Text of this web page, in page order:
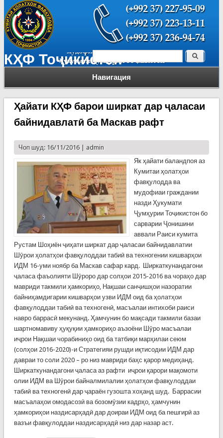
КҲФ Тоҷикистон
Навигация
Форма поиска Поиск
Ҳайати КҲФ барои ширкат дар ҷаласаи
байнидавлатӣ ба Маскав рафт
Чоп шуд: 16/11/2016 | admin
Як ҳайати баландпоя аз
Кумитаи ҳолатҳои
фавқулодда ва
мудофиаи граждании
назди Ҳукумати
Ҷумҳурии Тоҷикистон бо
сарварии Ҷонишини
аввали Раиси кумита
Рустам Шоҳиён ҷиҳати ширкат дар ҷаласаи байнидавлатии
Шӯрои ҳолатҳои фавқулоддаи табиӣ ва техногении кишварҳои
ИДМ 16-уми ноябр ба Маскав сафар кард. Ширкаткунандагони
ҷаласа фаъолияти Шӯроро дар солҳои 2015-2016 ва чораҳо дар
мавриди такмили ҳамкориҳо, Нақшаи санҷишҳои назоратии
байниҳамдигарии кишварҳои узви ИДМ оид ба ҳолатҳои
фавқулоддаи табиӣ ва техногенӣ, масъалаи интихоби раиси
навро баррасӣ мекунанд. Ҳамчунин бо мақсади такмили базаи
шартномавиву ҳуқуқии ҳамкориҳо аъзоёни Шӯро масъалаи
иҷрои Нақшаи чорабиниҳо оид ба татбиқи марҳилаи сеюм
(солҳои 2016-2020)-и Стратегияи рушди иқтисодии ИДМ дар
давраи то соли 2020 – ро низ мавриди баҳс қарор медиҳанд.
Ширкаткунандагони ҷаласа аз рафти иҷрои қарори мақомоти
олии ИДМ ва Шӯрои байналмилалии ҳолатҳои фавқулоддаи
табиӣ ва техногенӣ дар ҷараён гузошта хоҳанд шуд. Баррасии
масъалаҳои омодасозӣ ва бозомӯзии кадрҳо, ҳамчунин
ҳамкориҳои наздисарҳадӣ дар доираи ИДМ оид ба пешгирӣ аз
вазъи фавқулоддаи наздисарҳадӣ низ дар назар аст.